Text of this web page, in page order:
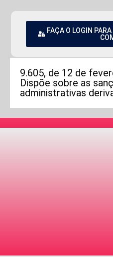
FAÇA O LOGIN
9.605, de 12 de
Dispõe sobre as
administrativas